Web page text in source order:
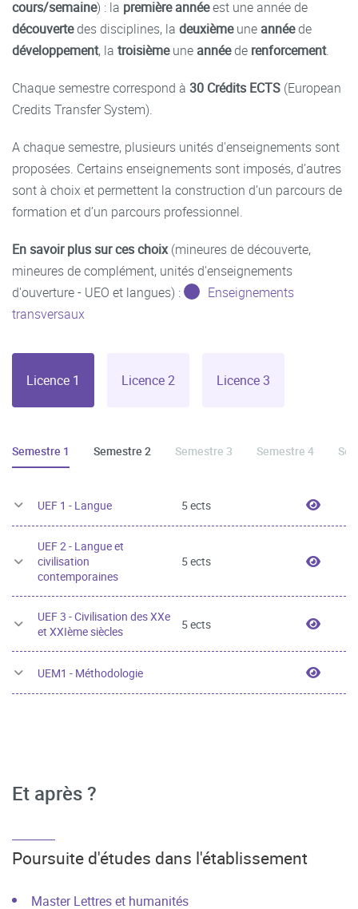
cours/semaine) : la première annéeest une année de
découvertedes disciplines, la deuxièmeune annéede
développement, la troisièmeune annéede renforcement.
Chaque semestre correspond à 30 Crédits ECTS (European
Credits Transfer System).
A chaque semestre, plusieurs unités d'enseignements sont
proposées. Certains enseignements sont imposés, d’autres
sont à choix et permettent la construction d’un parcours de
formation et d’un parcours professionnel.
En savoir plus sur ces choix(mineures de découverte,
mineures de complément, unités d'enseignements
d'ouverture - UEO et langues) :
Enseignements
transversaux
Licence 1 Licence 2 Licence 3
Semestre 1 Semestre 2 Semestre 3 Semestre 4
UEF 1 - Langue 5 ects UEF 1
UEF 2 - Langue et
civilisation
contemporaines
5 ects UEF
UEF 3 - Civilisation des XXe
et XXIème siècles
5 ects UEF 3
UEM1 - Méthodologie UEM1
Et après ?
Poursuite d'études dans l'établissement
Master Lettres et humanités